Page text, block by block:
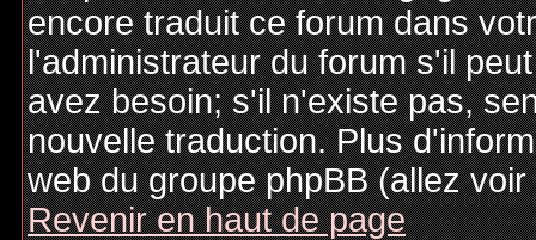
encore traduit ce forum dans
l'administrateur du forum s'il
avez besoin; s'il n'existe pas,
nouvelle traduction. Plus
web du groupe phpBB (allez
Revenir en haut de page